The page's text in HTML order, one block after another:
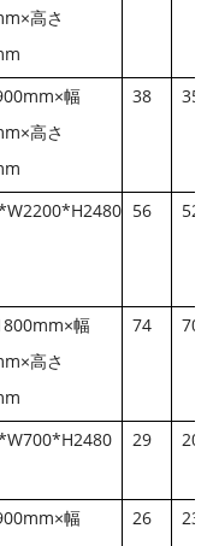
高さ
幅
高さ
38
56
幅
高さ
74
29
幅
26